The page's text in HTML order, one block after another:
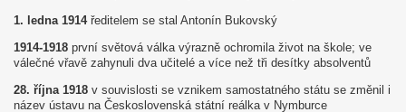
1. ledna 1914ředitelem se stal Antonín Bukovský
1914-1918 první světová válka výrazně ochromila život na škole; ve
válečné vřavě zahynuli dva učitelé a více než tři desítky absolventů
28. října 1918 v souvislosti se vznikem samostatného státu se změnil i
název ústavu na Československá státní reálka v Nymburce